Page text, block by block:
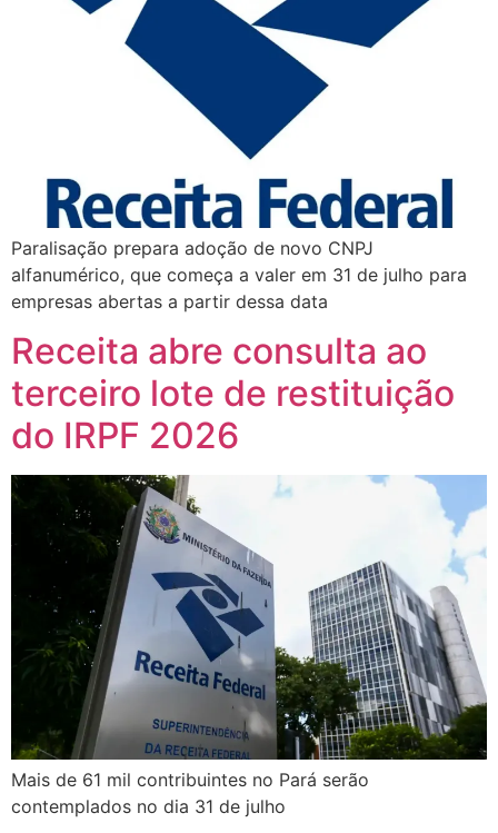
Paralisação prepara adoção de novo CNPJ
alfanumérico, que começa a valer em 31 de julho para
empresas abertas a partir dessa data
Receita abre consulta ao
terceiro lote de restituição
do IRPF 2026
Mais de 61 mil contribuintes no Pará serão
contemplados no dia 31 de julho